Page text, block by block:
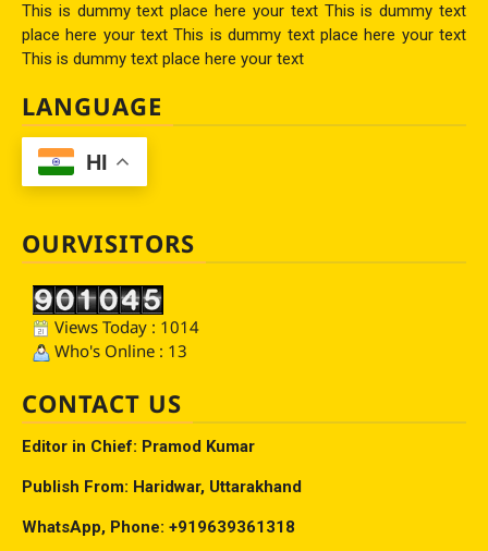
This is dummy text place here your text This is dummy text
place here your text This is dummy text place here your text
This is dummy text place here your text
LANGUAGE
HI
OURVISITORS
Views Today : 1014
Who's Online : 13
CONTACT US
Editor in Chief: Pramod Kumar
Publish From: Haridwar, Uttarakhand
WhatsApp, Phone: +919639361318